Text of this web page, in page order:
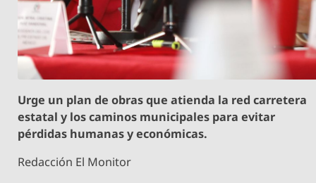
Urge un plan de obras que atienda la red carretera
estatal y los caminos municipales para evitar
pérdidas humanas y económicas.
Redacción El Monitor